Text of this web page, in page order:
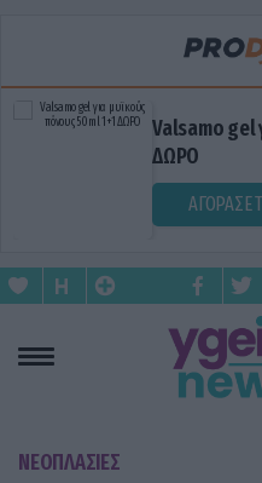
Valsamo gel
ΔΩΡΟ
ΑΓΟΡΑΣΕ
ΝΕΟΠΛΑΣΙΕΣ